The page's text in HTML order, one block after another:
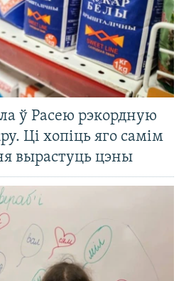
ў Расею рэкордную
Ці хопіць яго самім
вырастуць цэны